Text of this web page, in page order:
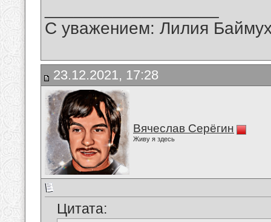
С уважением: Лилия
23.12.2021, 17:28
Вячеслав Серёгин
Живу я здесь
Цитата: